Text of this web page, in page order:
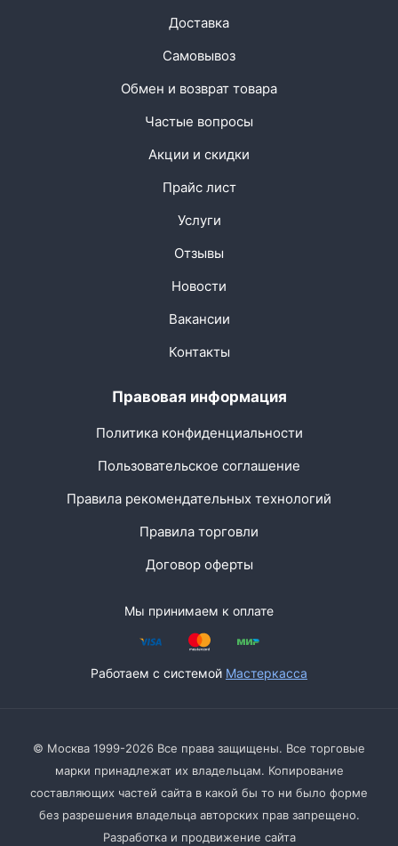
Доставка
Самовывоз
Обмен и возврат товара
Частые вопросы
Акции и скидки
Прайс лист
Услуги
Отзывы
Новости
Вакансии
Контакты
Правовая информация
Политика конфиденциальности
Пользовательское соглашение
Правила рекомендательных технологий
Правила торговли
Договор оферты
Мы принимаем к оплате
Работаем с системой Мастеркасса
© Москва 1999-2026 Все права защищены. Все торговые
марки принадлежат их владельцам. Копирование
составляющих частей сайта в какой бы то ни было форме
без разрешения владельца авторских прав запрещено.
Разработка и продвижение сайта